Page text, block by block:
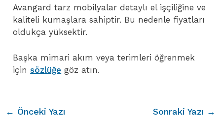
Avangard tarz mobilyalar detaylı el işçiliğine ve
kaliteli kumaşlara sahiptir. Bu nedenle fiyatları
oldukça yüksektir.
Başka mimari akım veya terimleri öğrenmek
içinsözlüğe göz atın.
Yazı
← Önceki Yazı Sonraki Yazı →